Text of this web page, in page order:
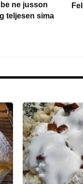
ne jusson
teljesen sima